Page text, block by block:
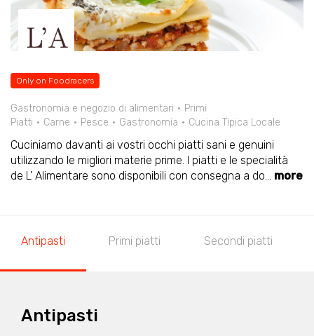
Only on Foodracers
Gastronomia e negozio di alimentari
Primi
Piatti
Carne Pesce Gastronomia Cucina Tipica Locale
Cuciniamo davanti ai vostri occhi piatti sani e genuini
utilizzando le migliori materie prime. I piatti e le specialità
de L' Alimentare sono disponibili con consegna a do... more
Antipasti Primi piatti Secondi piatti
Antipasti